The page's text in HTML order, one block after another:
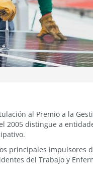
al Premio a la
2005 distingue a
principales impulsores
del Trabajo y